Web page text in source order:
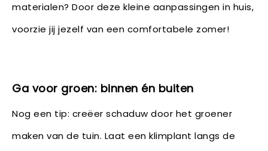
materialen? Door deze kleine aanpassingen in huis,
voorzie jij jezelf van een comfortabele zomer!
Ga voor groen: binnen én buiten
Nog een tip: creëer schaduw door het groener
maken van de tuin. Laat een klimplant langs de